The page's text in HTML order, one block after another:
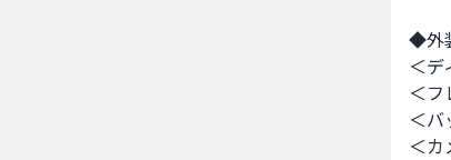
◆外
＜デ
＜フ
＜バ
＜カ